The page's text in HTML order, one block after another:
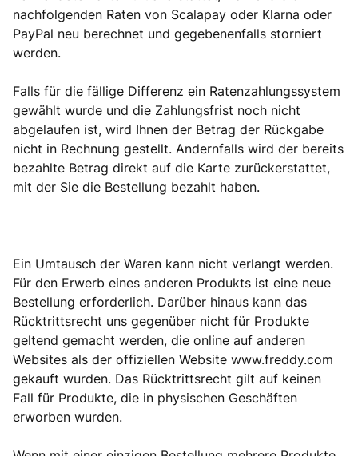
nachfolgenden Raten von Scalapay oder Klarna oder
PayPal neu berechnet und gegebenenfalls storniert
werden.
Falls für die fällige Differenz ein Ratenzahlungssystem
gewählt wurde und die Zahlungsfrist noch nicht
abgelaufen ist, wird Ihnen der Betrag der Rückgabe
nicht in Rechnung gestellt. Andernfalls wird der bereits
bezahlte Betrag direkt auf die Karte zurückerstattet,
mit der Sie die Bestellung bezahlt haben.
Ein Umtausch der Waren kann nicht verlangt werden.
Für den Erwerb eines anderen Produkts ist eine neue
Bestellung erforderlich. Darüber hinaus kann das
Rücktrittsrecht uns gegenüber nicht für Produkte
geltend gemacht werden, die online auf anderen
Websites als der offiziellen Website www.freddy.com
gekauft wurden. Das Rücktrittsrecht gilt auf keinen
Fall für Produkte, die in physischen Geschäften
erworben wurden.